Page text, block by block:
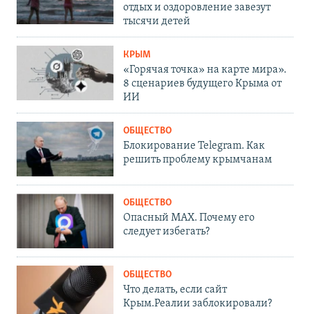
отдых и оздоровление завезут
тысячи детей
КРЫМ
«Горячая точка» на карте мира».
8 сценариев будущего Крыма от
ИИ
ОБЩЕСТВО
Блокирование Telegram. Как
решить проблему крымчанам
ОБЩЕСТВО
Опасный MAX. Почему его
следует избегать?
ОБЩЕСТВО
Что делать, если сайт
Крым.Реалии заблокировали?